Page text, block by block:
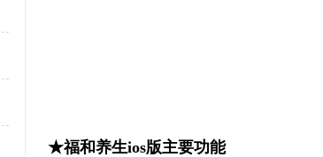
★福和养生ios版主要功能